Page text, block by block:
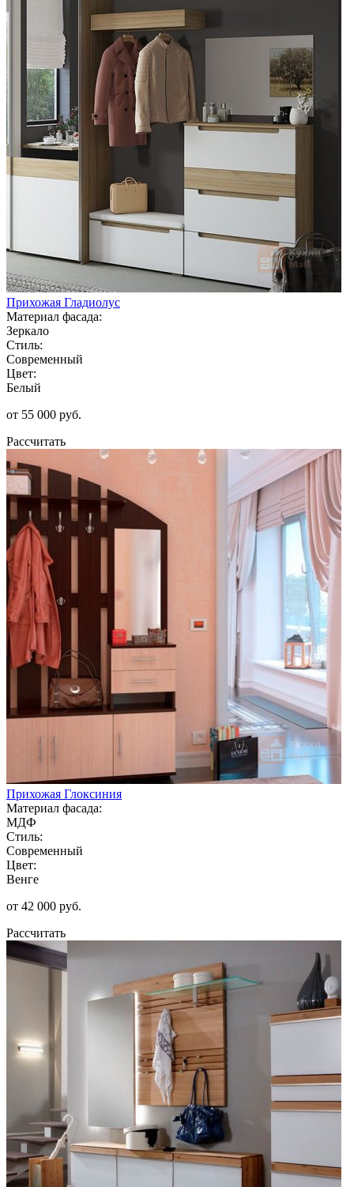
Прихожая Гладиолус
Материал фасада:
Зеркало
Стиль:
Современный
Цвет:
Белый
от 55 000 руб.
Рассчитать
Прихожая Глоксиния
Материал фасада:
МДФ
Стиль:
Современный
Цвет:
Венге
от 42 000 руб.
Рассчитать